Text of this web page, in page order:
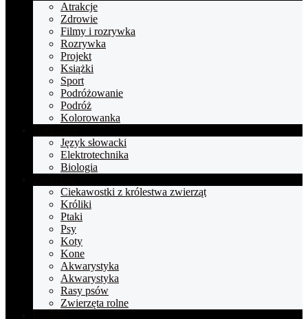
Atrakcje
Zdrowie
Filmy i rozrywka
Rozrywka
Projekt
Książki
Sport
Podróżowanie
Podróż
Kolorowanka
Język słowacki
Elektrotechnika
Biologia
Ciekawostki z królestwa zwierząt
Króliki
Ptaki
Psy
Koty
Kone
Akwarystyka
Akwarystyka
Rasy psów
Zwierzęta rolne